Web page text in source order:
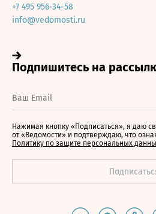
+7 495 956-34-58
info@vedomosti.ru
Нажимая кнопку «Подписаться», я даю
от «Ведомости» и подтверждаю, что
Политику по защите персональных